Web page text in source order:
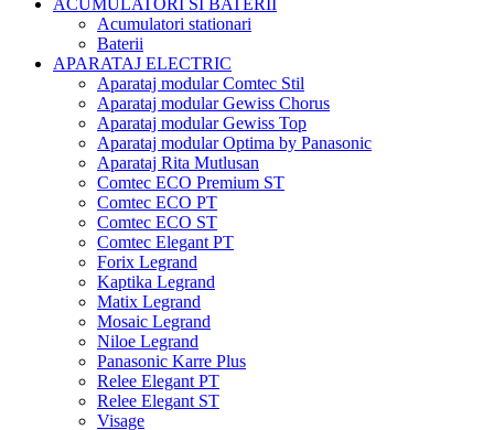
ACUMULATORI SI BATERII
Acumulatori stationari
Baterii
APARATAJ ELECTRIC
Aparataj modular Comtec Stil
Aparataj modular Gewiss Chorus
Aparataj modular Gewiss Top
Aparataj modular Optima by Panasonic
Aparataj Rita Mutlusan
Comtec ECO Premium ST
Comtec ECO PT
Comtec ECO ST
Comtec Elegant PT
Forix Legrand
Kaptika Legrand
Matix Legrand
Mosaic Legrand
Niloe Legrand
Panasonic Karre Plus
Relee Elegant PT
Relee Elegant ST
Visage